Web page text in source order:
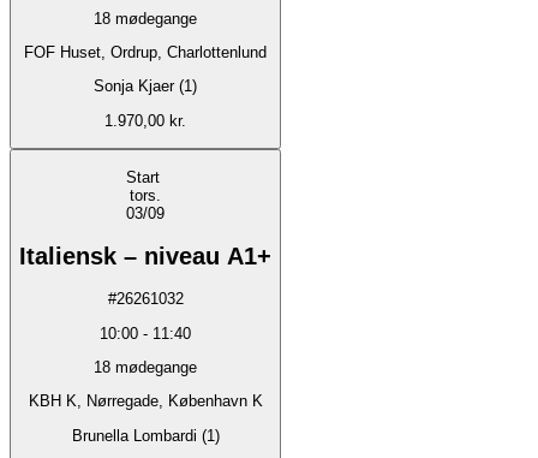
18 mødegange
FOF Huset, Ordrup, Charlottenlund
Sonja Kjaer (1)
1.970,00 kr.
Start
tors.
03/09
Italiensk – niveau A1+
#26261032
10:00 - 11:40
18 mødegange
KBH K, Nørregade, København K
Brunella Lombardi (1)